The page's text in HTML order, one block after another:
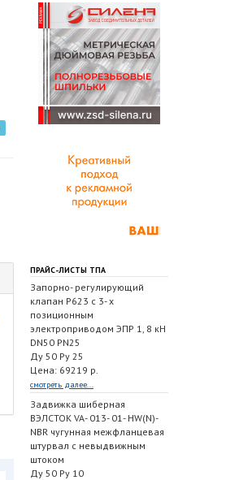
ПРАЙС-ЛИСТЫ ТПА
Запорно- регулирующий
клапан Р623 с 3- х
позиционным
электроприводом ЭПР 1, 8 кН
DN50 PN25
Ду 50 Ру 25
Цена: 69219 р.
смотреть далее...
Задвижка шиберная
ВЭЛСТОК VA- 013- 01- HW(N)-
NBR чугунная межфланцевая
штурвал с невыдвижным
штоком
Ду 50 Ру 10